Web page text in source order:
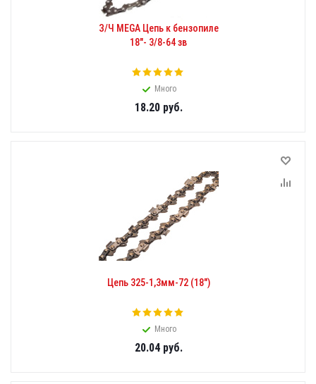
З/Ч MEGA Цепь к бензопиле
18"- 3/8-64 зв
Много
18.20руб.
Цепь 325-1,3мм-72 (18")
Много
20.04руб.